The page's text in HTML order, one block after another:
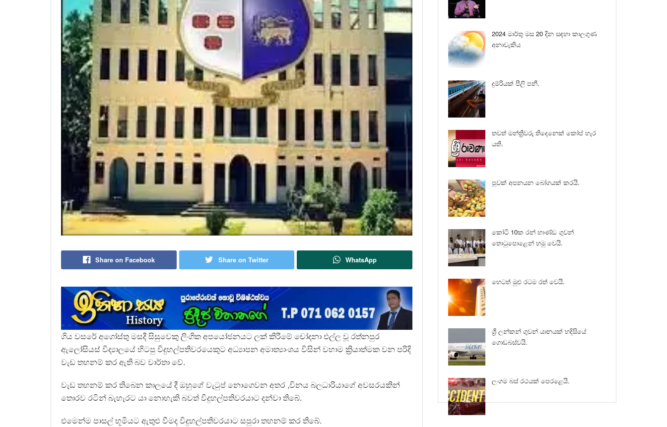
Share on Facebook Share on Twitter WhatsApp
ගිය වසරේ අගෝස්තු මසදී සිසුවෙකු ලිංගික අපයෝජනයට ලක් කිරීමේ චෝදනා එල්ල වූ රත්නපුර
ඇලෝසියස් විද්‍යාලයේ හිටපු විදුහල්පතිවරයෙකුට අධ්‍යාපන අමාත්‍යාංශය විසින් වහාම ක්‍රියාත්මක වන පරිදි
වැඩ තහනම් කර ඇති බව වාර්තා වේ.
වැඩ තහනම් කර තිබෙන කාලයේ දී ඔහුගේ වැටුප් නොගෙවන අතර ,විනය බලධාරියාගේ අවසරයකින්
තොරව රටින් බැහැරට යා නොහැකි බවත් විදුහල්පතිවරයාට දන්වා තිබේ.
එමෙන්ම පාසල් භූමියට ඇතුළු වීමද විදුහල්පතිවරයාට සපුරා තහනම් කර තිබේ.
2024 මාර්තු මස 20 දින සඳහා කාලගුණ
අනාවැකිය
දුම්රියක් පීලි පනී.
තවත් මන්ත්‍රීවරු තිදෙනෙක් කෝප් හැර
යති.
පුවක් අපනයන බෝගයක් කරයි.
කෝටි 10ක රන් භාණ්ඩ ගුවන්
තොටුපොළෙන් හමු වෙයි.
හෙටත් මුළු රටම රත් වෙයි.
ශ්‍රී ලන්කන් ගුවන් යානයක් හදිසියේ
ගොඩබස්වයි.
ලංගම බස් රථයක් පෙරළෙයි.